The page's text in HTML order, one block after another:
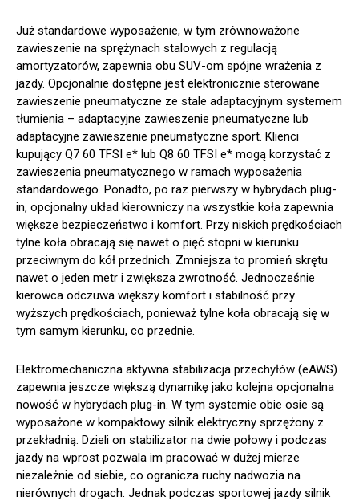
Już standardowe wyposażenie, w tym zrównoważone
zawieszenie na sprężynach stalowych z regulacją
amortyzatorów, zapewnia obu SUV-om spójne wrażenia z
jazdy. Opcjonalnie dostępne jest elektronicznie sterowane
zawieszenie pneumatyczne ze stale adaptacyjnym systemem
tłumienia – adaptacyjne zawieszenie pneumatyczne lub
adaptacyjne zawieszenie pneumatyczne sport. Klienci
kupujący Q7 60 TFSI e* lub Q8 60 TFSI e* mogą korzystać z
zawieszenia pneumatycznego w ramach wyposażenia
standardowego. Ponadto, po raz pierwszy w hybrydach plug-
in, opcjonalny układ kierowniczy na wszystkie koła zapewnia
większe bezpieczeństwo i komfort. Przy niskich prędkościach
tylne koła obracają się nawet o pięć stopni w kierunku
przeciwnym do kół przednich. Zmniejsza to promień skrętu
nawet o jeden metr i zwiększa zwrotność. Jednocześnie
kierowca odczuwa większy komfort i stabilność przy
wyższych prędkościach, ponieważ tylne koła obracają się w
tym samym kierunku, co przednie.
Elektromechaniczna aktywna stabilizacja przechyłów (eAWS)
zapewnia jeszcze większą dynamikę jako kolejna opcjonalna
nowość w hybrydach plug-in. W tym systemie obie osie są
wyposażone w kompaktowy silnik elektryczny sprzężony z
przekładnią. Dzieli on stabilizator na dwie połowy i podczas
jazdy na wprost pozwala im pracować w dużej mierze
niezależnie od siebie, co ogranicza ruchy nadwozia na
nierównych drogach. Jednak podczas sportowej jazdy silnik